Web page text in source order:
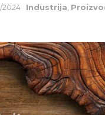
2024 Industrija